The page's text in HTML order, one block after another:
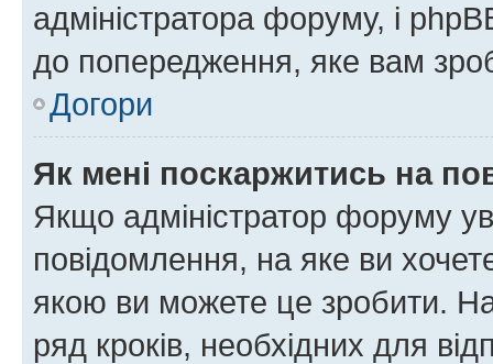
адміністратора форуму, і
до попередження, яке вам
Догори
Як мені поскаржитись на
Якщо адміністратор форуму
повідомлення, на яке ви
якою ви можете це зробити.
ряд кроків, необхідних для